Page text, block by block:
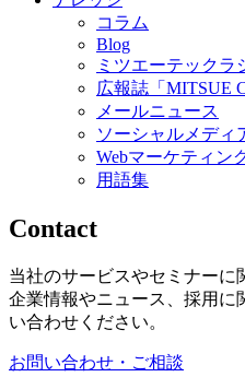
コラム
Blog
ミツエーテックラ
広報誌「MITSUE
メールニュース
ソーシャルメディ
Webマーケティン
用語集
Contact
当社のサービスやセミナー
企業情報やニュース、採用に
い合わせください。
お問い合わせ・ご相談